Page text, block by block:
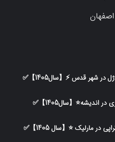
اصفهان